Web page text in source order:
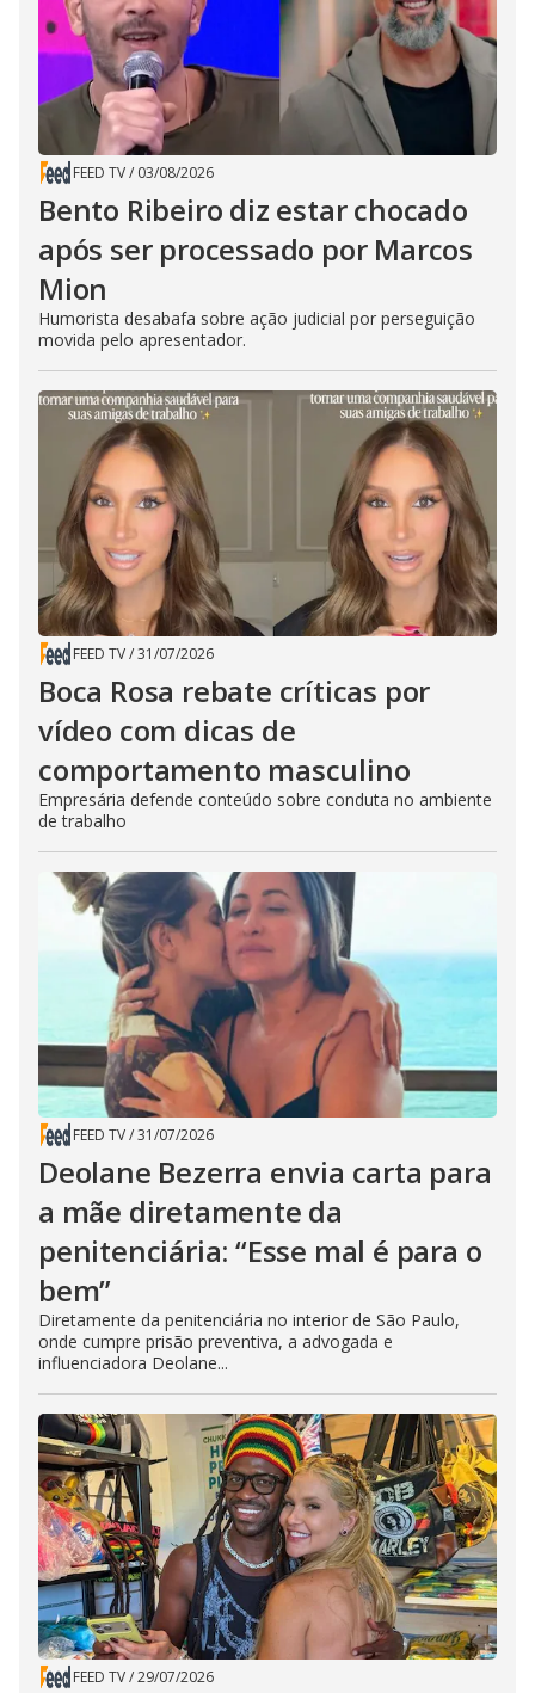
FEED TV/ 03/08/2026
Bento Ribeiro diz estar chocado
após ser processado por Marcos
Mion
Humorista desabafa sobre ação judicial por perseguição
movida pelo apresentador.
FEED TV/31/07/2026
Boca Rosa rebate críticas por
vídeo com dicas de
comportamento masculino
Empresária defende conteúdo sobre conduta no ambiente
de trabalho
FEED TV/31/07/2026
Deolane Bezerra envia carta para
a mãe diretamente da
penitenciária: “Esse mal é para o
bem”
Diretamente da penitenciária no interior de São Paulo,
onde cumpre prisão preventiva, a advogada e
influenciadora Deolane...
FEED TV/29/07/2026